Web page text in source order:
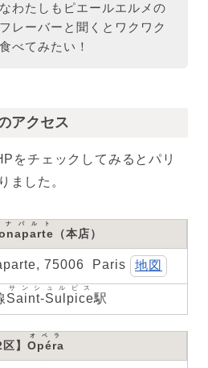
わたしもピエールエルメの
レーバーと聞くとワクワク
べてみたい！
アクセス
をチェックしてみるとパリ
ました。
ナパルト
（本店）
75006 Paris 地図
Saint-Sulpice
サンシュルピス
駅
区】 Opéra
オペラ